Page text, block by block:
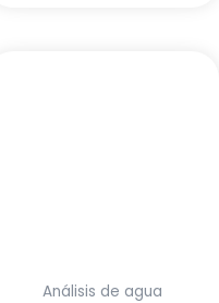
Análisis de agua